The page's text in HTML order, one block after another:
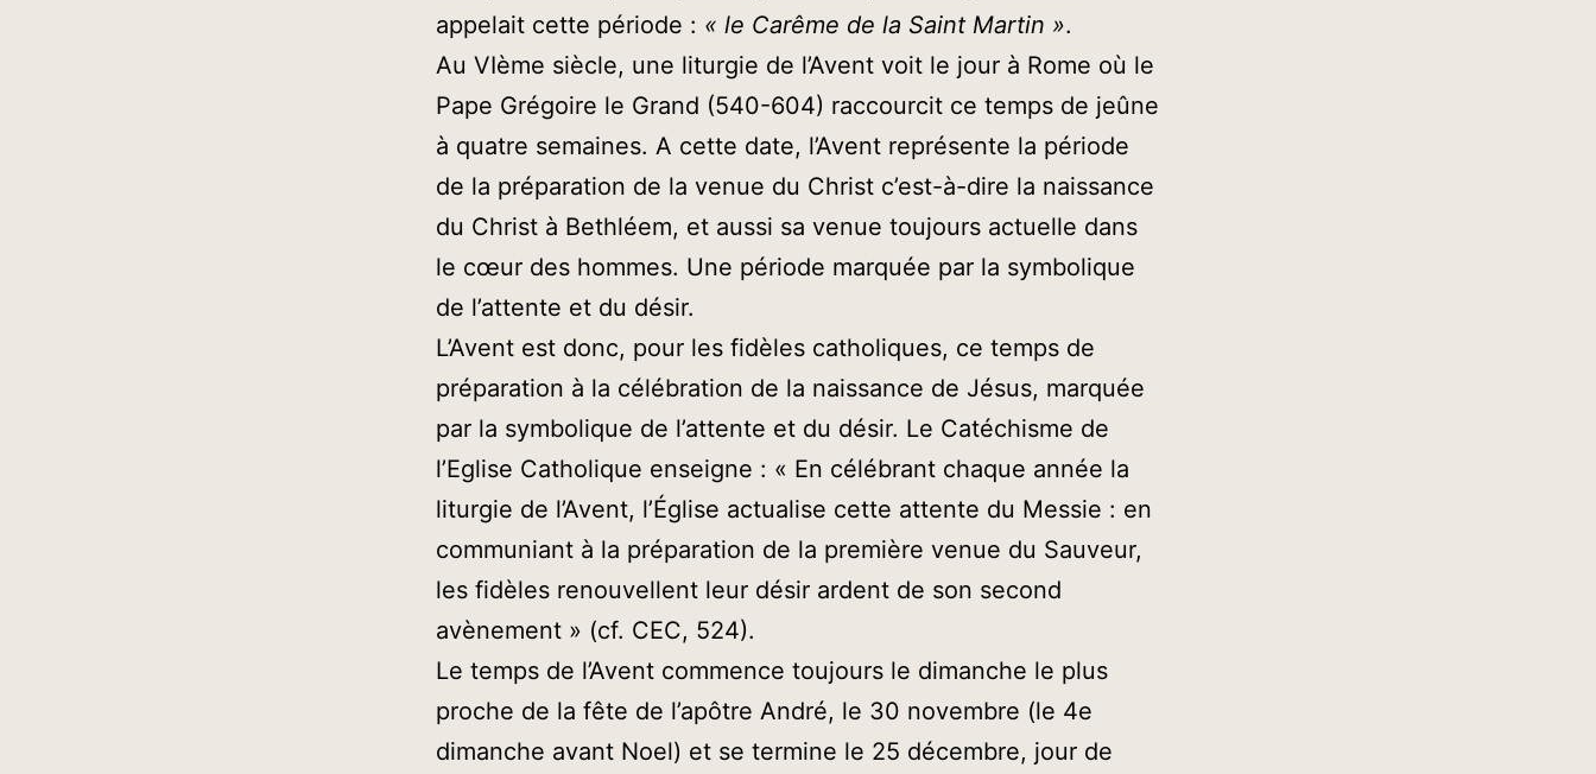
appelait cette période : « le Carême de la Saint Martin ».
Au VIème siècle, une liturgie de l’Avent voit le jour à Rome où le
Pape Grégoire le Grand (540-604) raccourcit ce temps de jeûne
à quatre semaines. A cette date, l’Avent représente la période
de la préparation de la venue du Christ c’est-à-dire la naissance
du Christ à Bethléem, et aussi sa venue toujours actuelle dans
le cœur des hommes. Une période marquée par la symbolique
de l’attente et du désir.
L’Avent est donc, pour les fidèles catholiques, ce temps de
préparation à la célébration de la naissance de Jésus, marquée
par la symbolique de l’attente et du désir. Le Catéchisme de
l’Eglise Catholique enseigne : « En célébrant chaque année la
liturgie de l’Avent, l’Église actualise cette attente du Messie : en
communiant à la préparation de la première venue du Sauveur,
les fidèles renouvellent leur désir ardent de son second
avènement » (cf. CEC, 524).
Le temps de l’Avent commence toujours le dimanche le plus
proche de la fête de l’apôtre André, le 30 novembre (le 4e
dimanche avant Noel) et se termine le 25 décembre, jour de